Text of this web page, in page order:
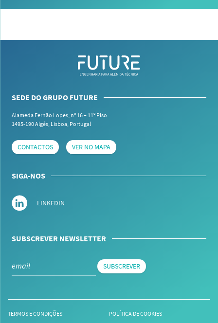
SEDE DO GRUPO FUTURE
Alameda Fernão Lopes, nº 16 – 11º Piso
1495-190 Algés, Lisboa, Portugal
CONTACTOS VER NO MAPA
SIGA-NOS
LINKEDIN
SUBSCREVER NEWSLETTER
SUBSCREVER
TERMOS E CONDIÇÕES
POLÍTICA DE COOKIES